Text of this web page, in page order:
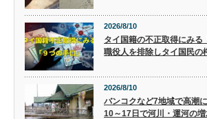
2026/8/10
タイ国籍の不正取得にみる
職役人を排除しタイ国民の
2026/8/10
バンコクなど7地域で高潮
10～17日で河川・運河の増